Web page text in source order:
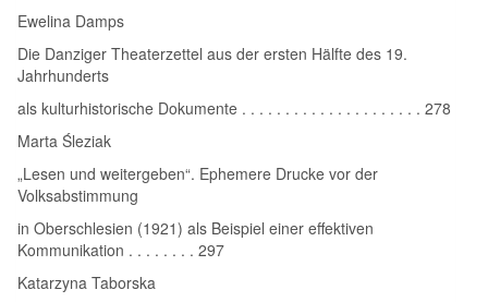
Ewelina Damps
Die Danziger Theaterzettel aus der ersten Hälfte des 19.
Jahrhunderts
als kulturhistorische Dokumente . . . . . . . . . . . . . . . . . . . . . 278
Marta Śleziak
„Lesen und weitergeben“. Ephemere Drucke vor der
Volksabstimmung
in Oberschlesien (1921) als Beispiel einer effektiven
Kommunikation . . . . . . . . 297
Katarzyna Taborska